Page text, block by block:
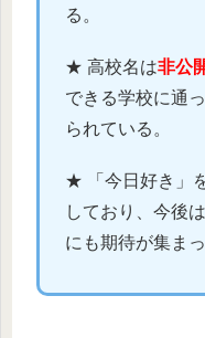
る。
★ 高校名は非公
できる学校に通
られている。
★ 「今日好き」
しており、今後
にも期待が集まっ